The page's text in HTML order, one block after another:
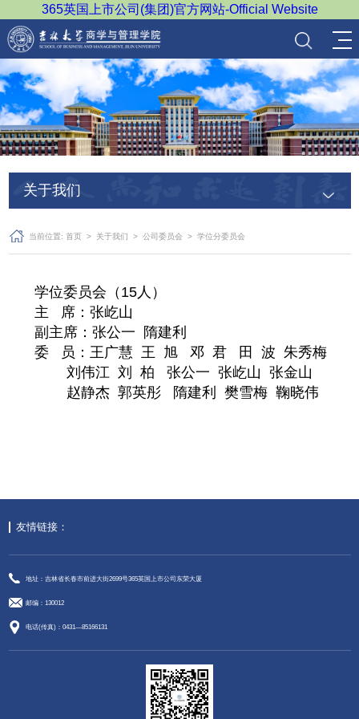
365英国上市公司(集团)官方网站-Official Website
关于我们
当前位置: 首页> 关于我们 > 公司委员会> 学位分委员会
学位委员会（15人）
主 席：张屹山
副主席：张公一 隋建利
委 员：王广慧 王 旭 邓 君 田 波 朱秀梅
刘伟江 刘 柏 张公一 张屹山 张金山
赵静杰 郭英彤 隋建利 樊雪梅 鞠晓伟
友情链接：
地址：吉林省长春市前进大街2699号365英国上市公司东荣大厦
邮编：130012
电话(传真)：0431—85166131